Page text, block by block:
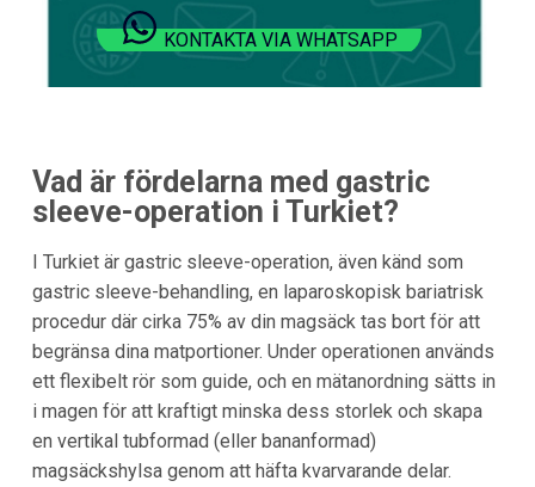
KONTAKTA VIA WHATSAPP
Vad är fördelarna med gastric
sleeve-operation i Turkiet?
I Turkiet är gastric sleeve-operation, även känd som
gastric sleeve-behandling, en laparoskopisk bariatrisk
procedur där cirka 75% av din magsäck tas bort för att
begränsa dina matportioner. Under operationen används
ett flexibelt rör som guide, och en mätanordning sätts in
i magen för att kraftigt minska dess storlek och skapa
en vertikal tubformad (eller bananformad)
magsäckshylsa genom att häfta kvarvarande delar.